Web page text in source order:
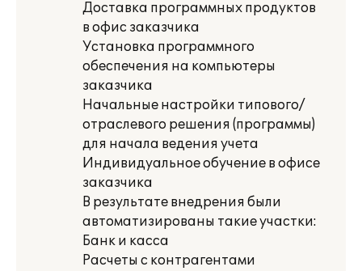
Доставка программных продуктов
в офис заказчика
Установка программного
обеспечения на компьютеры
заказчика
Начальные настройки типового/
отраслевого решения (программы)
для начала ведения учета
Индивидуальное обучение в офисе
заказчика
В результате внедрения были
автоматизированы такие участки:
Банк и касса
Расчеты с контрагентами